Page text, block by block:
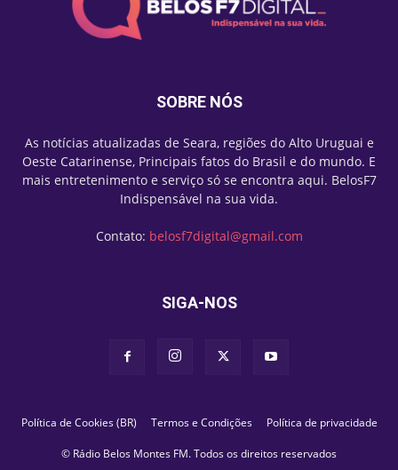
SOBRE NÓS
As notícias atualizadas de Seara, regiões do Alto Uruguai e
Oeste Catarinense, Principais fatos do Brasil e do mundo. E
mais entretenimento e serviço só se encontra aqui. BelosF7
Indispensável na sua vida.
Contato: belosf7digital@gmail.com
SIGA-NOS
Política de Cookies (BR) Termos e Condições Política de privacidade
© Rádio Belos Montes FM. Todos os direitos reservados